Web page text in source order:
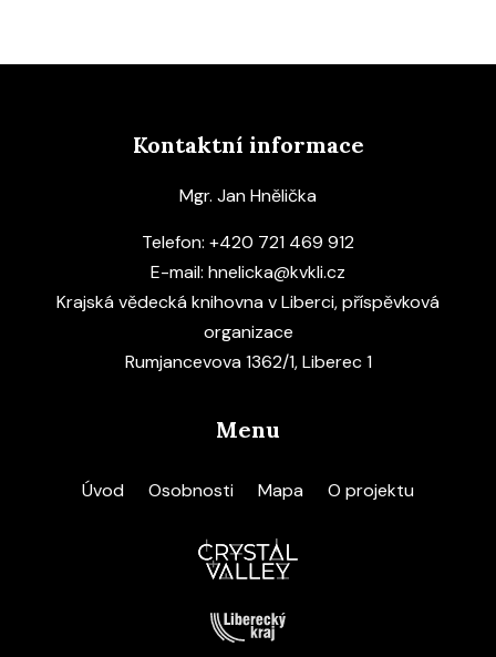
Kontaktní informace
Mgr. Jan Hnělička
Telefon: +420 721 469 912
E-mail: hnelicka@kvkli.cz
Krajská vědecká knihovna v Liberci, příspěvková
organizace
Rumjancevova 1362/1, Liberec 1
Menu
Úvod Osobnosti Mapa O projektu